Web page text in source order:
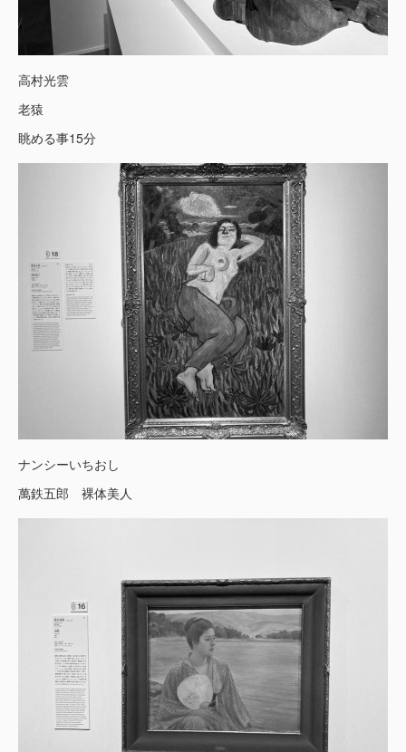
高村光雲
老猿
眺める事15分
ナンシーいちおし
萬鉄五郎 裸体美人